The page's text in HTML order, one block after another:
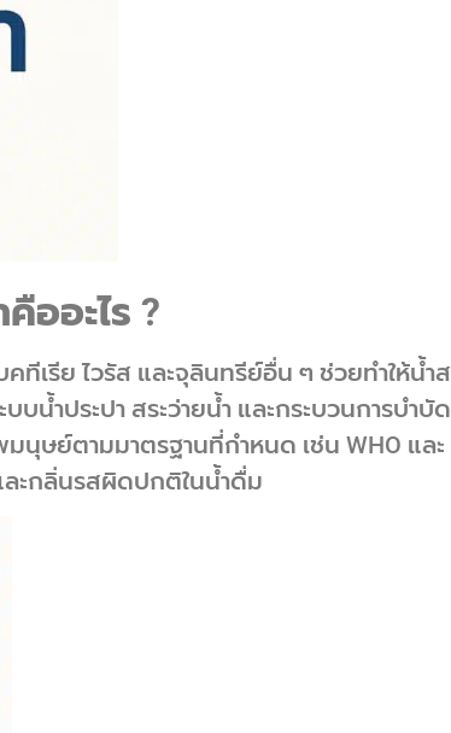
ออะไร ?
ทีเรีย ไวรัส และจุลินทรีย์อื่น ๆ ช่วยทำให้น้ำ
น้ำประปา สระว่ายน้ำ และกระบวนการบำบั
ย์ตามมาตรฐานที่กำหนด เช่น WHO และ
ละกลิ่นรสผิดปกติในน้ำดื่ม